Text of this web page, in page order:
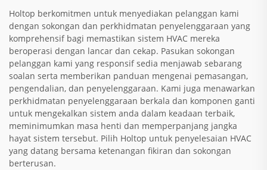
Holtop berkomitmen untuk menyediakan pelanggan kami
dengan sokongan dan perkhidmatan penyelenggaraan yang
komprehensif bagi memastikan sistem HVAC mereka
beroperasi dengan lancar dan cekap. Pasukan sokongan
pelanggan kami yang responsif sedia menjawab sebarang
soalan serta memberikan panduan mengenai pemasangan,
pengendalian, dan penyelenggaraan. Kami juga menawarkan
perkhidmatan penyelenggaraan berkala dan komponen ganti
untuk mengekalkan sistem anda dalam keadaan terbaik,
meminimumkan masa henti dan memperpanjang jangka
hayat sistem tersebut. Pilih Holtop untuk penyelesaian HVAC
yang datang bersama ketenangan fikiran dan sokongan
berterusan.